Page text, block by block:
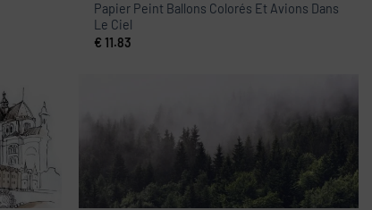
Papier Peint Ballons Colorés Et Avions Dans
Le Ciel
€ 11.83